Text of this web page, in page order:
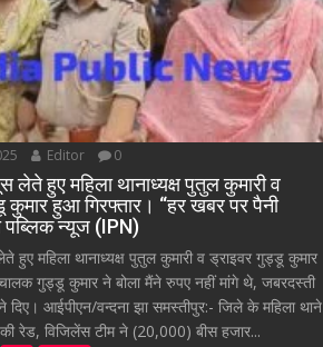
Editor 0
लेते हुए महिला थानाध्यक्ष पुतुल कुमारी व
कुमार हुआ गिरफ्तार। “हर खबर पर पैनी
पब्लिक न्यूज (IPN)
हुए महिला थानाध्यक्ष पुतुल कुमारी व ड्राइवर गुड्डू कुमार
गुड्डू कुमार ने बोला मैंने रुपए नहीं मांगे थे, जबरदस्ती
दिए। आईपीएन/वन्दना झा समस्तीपुर:- जिले के महिला थाने
रेड, विजिलेंस टीम ने (20,000) बीस हजार...